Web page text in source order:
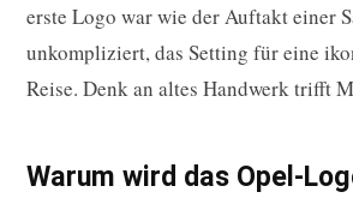
erste Logo war wie der Auftakt einer
unkompliziert, das Setting für eine
Reise. Denk an altes Handwerk trifft
Warum wird das Opel-